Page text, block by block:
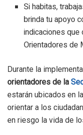
Si habitas,
brinda tu apoyo
indicaciones que
Orientadores de
Durante la
orientadores de la
estarán ubicados en
orientar a los
en riesgo la vida de